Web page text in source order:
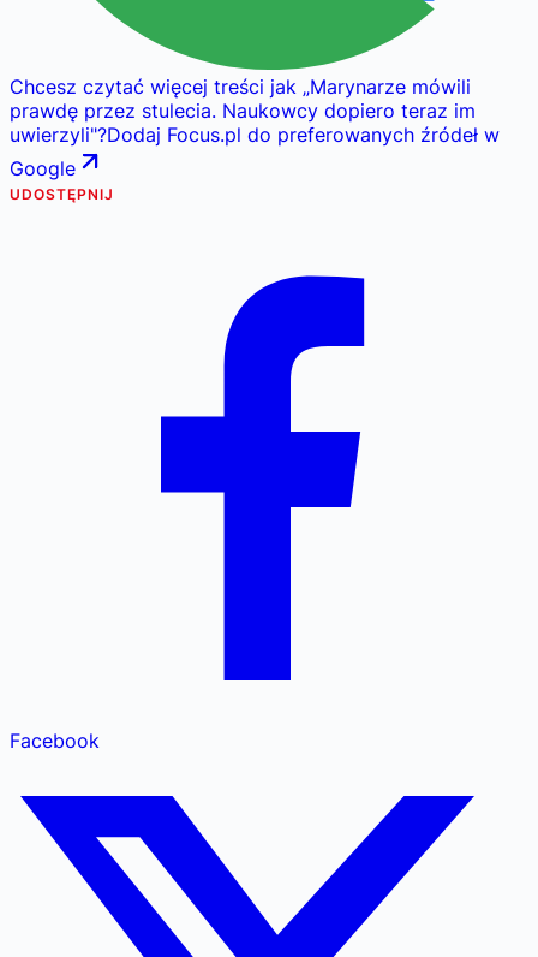
Chcesz czytać więcej treści jak „Marynarze mówili
prawdę przez stulecia. Naukowcy dopiero teraz im
uwierzyli"?Dodaj Focus.pl do preferowanych źródeł w
Google
UDOSTĘPNIJ
Facebook